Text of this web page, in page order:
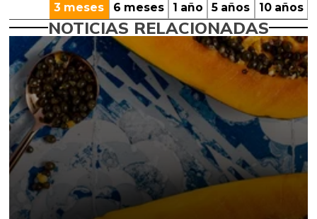
3 meses 6 meses 1 año 5 años 10 años
NOTICIAS RELACIONADAS